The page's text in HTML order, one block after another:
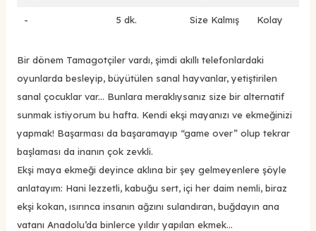
- 5 dk. Size Kalmış Kolay
Bir dönem Tamagotçiler vardı, şimdi akıllı telefonlardaki
oyunlarda besleyip, büyütülen sanal hayvanlar, yetiştirilen
sanal çocuklar var... Bunlara meraklıysanız size bir alternatif
sunmak istiyorum bu hafta. Kendi ekşi mayanızı ve ekmeğinizi
yapmak! Başarması da başaramayıp “game over” olup tekrar
başlaması da inanın çok zevkli.
Ekşi maya ekmeği deyince aklına bir şey gelmeyenlere şöyle
anlatayım: Hani lezzetli, kabuğu sert, içi her daim nemli, biraz
ekşi kokan, ısırınca insanın ağzını sulandıran, buğdayın ana
vatanı Anadolu’da binlerce yıldır yapılan ekmek...